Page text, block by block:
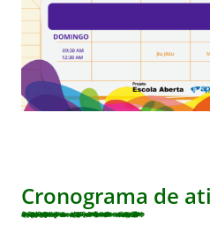
Cronograma de